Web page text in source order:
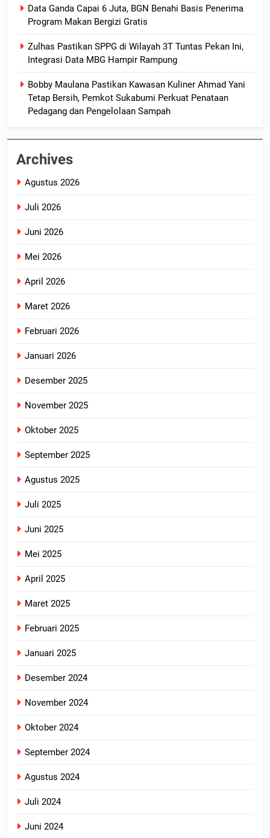
Data Ganda Capai 6 Juta, BGN Benahi Basis Penerima
Program Makan Bergizi Gratis
Zulhas Pastikan SPPG di Wilayah 3T Tuntas Pekan Ini,
Integrasi Data MBG Hampir Rampung
Bobby Maulana Pastikan Kawasan Kuliner Ahmad Yani
Tetap Bersih, Pemkot Sukabumi Perkuat Penataan
Pedagang dan Pengelolaan Sampah
Archives
Agustus 2026
Juli 2026
Juni 2026
Mei 2026
April 2026
Maret 2026
Februari 2026
Januari 2026
Desember 2025
November 2025
Oktober 2025
September 2025
Agustus 2025
Juli 2025
Juni 2025
Mei 2025
April 2025
Maret 2025
Februari 2025
Januari 2025
Desember 2024
November 2024
Oktober 2024
September 2024
Agustus 2024
Juli 2024
Juni 2024